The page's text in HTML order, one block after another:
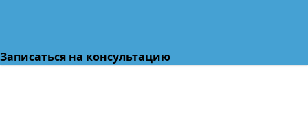
Записаться на консультацию